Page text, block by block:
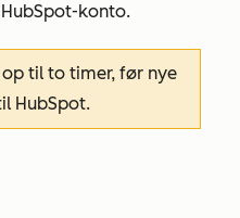
konto.
til to timer, før nye
HubSpot.